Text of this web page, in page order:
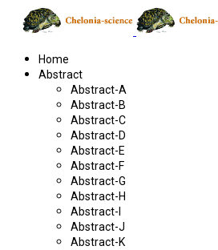
Home
Abstract
Abstract-A
Abstract-B
Abstract-C
Abstract-D
Abstract-E
Abstract-F
Abstract-G
Abstract-H
Abstract-I
Abstract-J
Abstract-K